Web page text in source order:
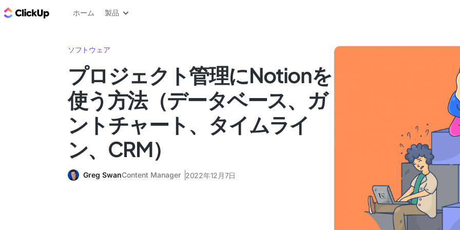
ClickUp ブログ
ホーム 製品
ソフトウェア
プロジェクト管理にNotionを
使う方法（データベース、ガ
ントチャート、タイムライ
ン、CRM）
Greg SwanContent Manager 2022年12月7日